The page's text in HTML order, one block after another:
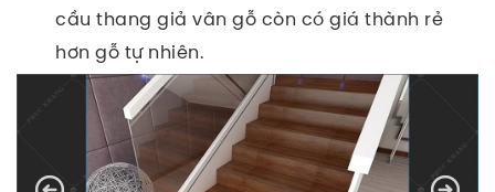
cầu thang giả vân gỗ còn có giá thành rẻ
hơn gỗ tự nhiên.